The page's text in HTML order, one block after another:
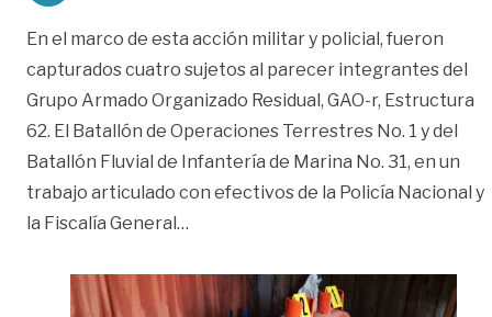
En el marco de esta acción militar y policial, fueron
capturados cuatro sujetos al parecer integrantes del
Grupo Armado Organizado Residual, GAO-r, Estructura
62. El Batallón de Operaciones Terrestres No. 1 y del
Batallón Fluvial de Infantería de Marina No. 31, en un
trabajo articulado con efectivos de la Policía Nacional y
la Fiscalía General…